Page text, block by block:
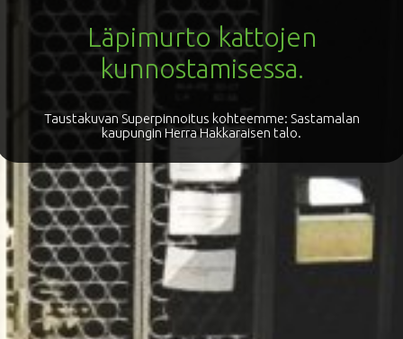
Läpimurto kattojen
kunnostamisessa.
Taustakuvan Superpinnoitus kohteemme: Sastamalan
kaupungin Herra Hakkaraisen talo.